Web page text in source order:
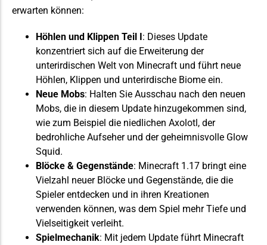
erwarten können:
Höhlen und Klippen Teil I: Dieses Update
konzentriert sich auf die Erweiterung der
unterirdischen Welt von Minecraft und führt neue
Höhlen, Klippen und unterirdische Biome ein.
Neue Mobs: Halten Sie Ausschau nach den neuen
Mobs, die in diesem Update hinzugekommen sind,
wie zum Beispiel die niedlichen Axolotl, der
bedrohliche Aufseher und der geheimnisvolle Glow
Squid.
Blöcke & Gegenstände: Minecraft 1.17 bringt eine
Vielzahl neuer Blöcke und Gegenstände, die die
Spieler entdecken und in ihren Kreationen
verwenden können, was dem Spiel mehr Tiefe und
Vielseitigkeit verleiht.
Spielmechanik: Mit jedem Update führt Minecraft